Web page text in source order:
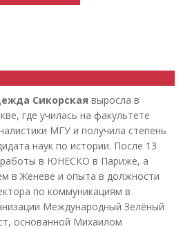
Сикорская выросла в
где училась на факультете
МГУ и получила степень
наук по истории. После 13
работы в ЮНЕСКО в Париже, а
в Женеве и опыта в должности
по коммуникациям в
Международный Зелёный
основанной Михаилом